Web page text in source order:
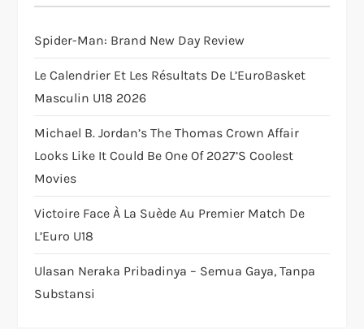
t
i
o
n
Spider-Man: Brand New Day Review
Le Calendrier Et Les Résultats De L’EuroBasket
Masculin U18 2026
Michael B. Jordan’s The Thomas Crown Affair
Looks Like It Could Be One Of 2027’s Coolest
Movies
Victoire Face À La Suède Au Premier Match De
L’Euro U18
Ulasan Neraka Pribadinya – Semua Gaya, Tanpa
Substansi